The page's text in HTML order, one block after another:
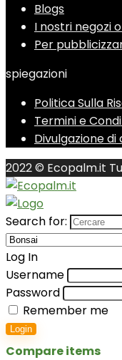
Blogs
I nostri negozi
Per
spiegazioni
Politica Sulla
Termini e
Divulgazione di
2022 © Ecopalm.it
Search for:
Log In
Username
Password
Remember me
Login
Compare items